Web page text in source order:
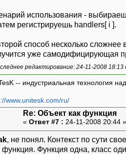
использования -
регистрируешь handlers[ i ].
способ несколько
уже самодифицирующая
редактирование: 24-11-2008 18:13
-- индустриальная технология
www.unitesk.com/ru/
Re: Объект как функция
« Ответ #7 : 24-11-2008 20:44
, не понял. Контекст по сути
функция. Функция одна, класс